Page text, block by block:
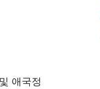
애국정